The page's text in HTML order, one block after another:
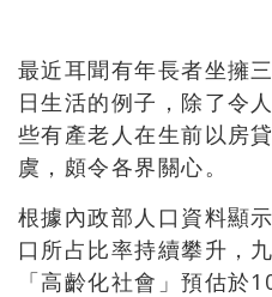
最近耳聞有年長者坐擁
日生活的例子，除了令
些有產老人在生前以房
虞，頗令各界關心。
根據內政部人口資料顯
口所占比率持續攀升，
「高齡化社會」預估於